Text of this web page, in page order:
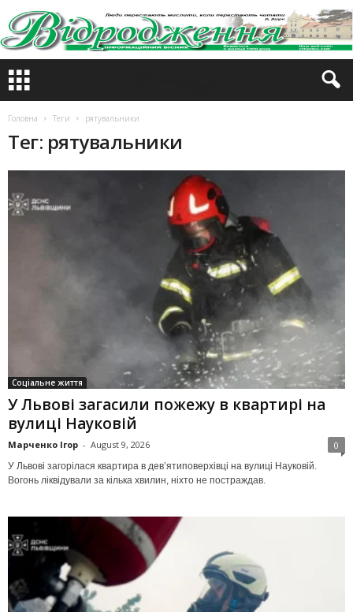
Головна Теги рятувальники
Тег: рятувальники
Соціальне життя
У Львові загасили пожежу в квартирі на
вулиці Науковій
Марченко Ігор - August 9, 2026 0
У Львові загорілася квартира в дев’ятиповерхівці на вулиці Науковій.
Вогонь ліквідували за кілька хвилин, ніхто не постраждав.